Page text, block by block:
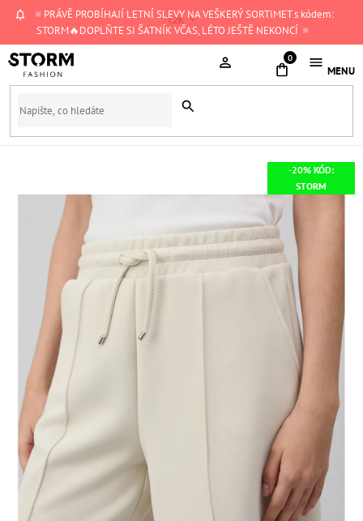
Přejít
🔅PRÁVĚ PROBÍHAJÍ LETNÍ SLEVY NA VEŠKERÝ SORTIMET s kódem:
STORM🔥DOPLŇTE SI ŠATNÍK VČAS, LÉTO JEŠTĚ NEKONCÍ 🔅
CZK
NÁKUPNÍ
-20% KÓD:
STORM